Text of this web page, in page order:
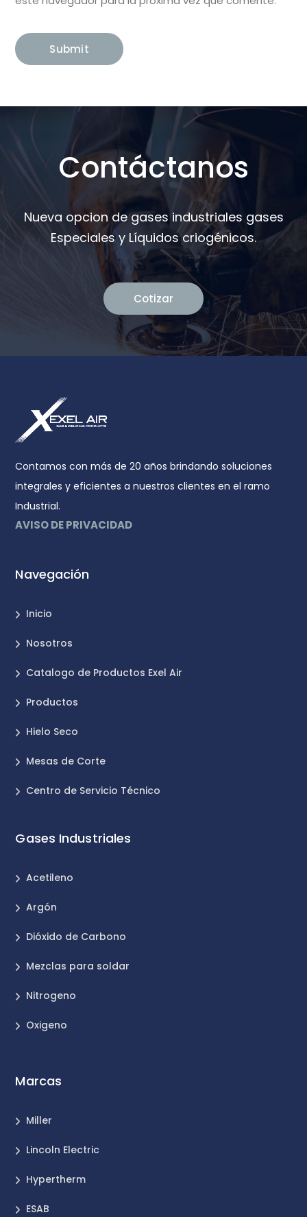
Contáctanos
Nueva opcion de gases industriales gases
Especiales y Líquidos criogénicos.
Cotizar
Contamos con más de 20 años brindando soluciones
integrales y eficientes a nuestros clientes en el ramo
Industrial.
AVISO DE PRIVACIDAD
Navegación
Inicio
Nosotros
Catalogo de Productos Exel Air
Productos
Hielo Seco
Mesas de Corte
Centro de Servicio Técnico
Gases Industriales
Acetileno
Argón
Dióxido de Carbono
Mezclas para soldar
Nitrogeno
Oxigeno
Marcas
Miller
Lincoln Electric
Hypertherm
ESAB